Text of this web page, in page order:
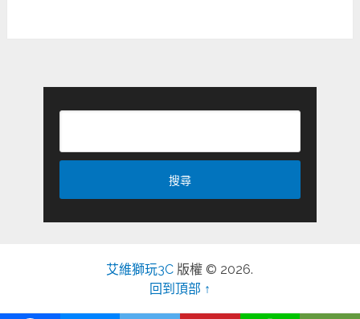
艾維獅玩3C 版權 © 2026.
回到頂部 ↑